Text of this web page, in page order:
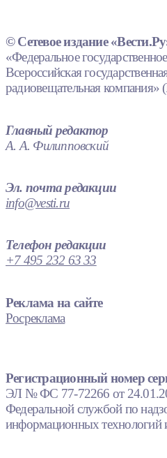
© Сетевое издание
«Федеральное
Всероссийская
радиовещательная
Главный редактор
А. А. Филипповский
Эл. почта редакции
info@vesti.ru
Телефон редакции
+7 495 232 63 33
Реклама на сайте
Росреклама
Регистрационный номер
ЭЛ № ФС 77-72266 от
Федеральной службой по
информационных технологий